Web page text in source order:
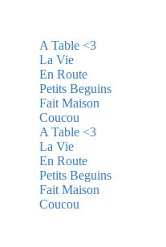
A Table <3
La Vie
En Route
Petits Beguins
Fait Maison
Coucou
A Table <3
La Vie
En Route
Petits Beguins
Fait Maison
Coucou